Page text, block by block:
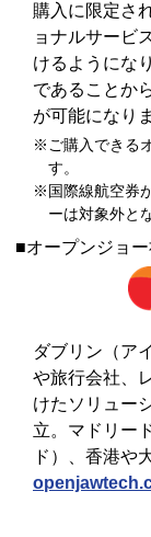
購入に限定さ
ョナルサービ
けるようにな
であることか
が可能になり
※ご購入できる
す。
※国際線航空券
ーは対象外と
■オープンジョ
ダブリン（ア
や旅行会社、
けたソリュー
立。マドリー
ド）、香港や